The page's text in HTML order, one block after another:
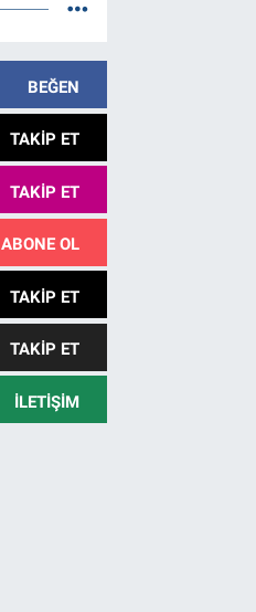
BEĞEN
TAKIP ET
TAKIP ET
ABONE OL
TAKIP ET
TAKIP ET
İLETIŞIM